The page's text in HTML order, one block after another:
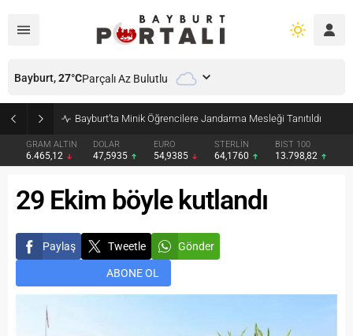
Bayburt’ta Minik Öğrencilere Jandarma Mesleği Tanıtıldı
GRAM ALTIN
6.465,12
DOLAR
47,5935
EURO
54,9385
STERLİN
64,1760
BIST 100
13.798,82
Bayburt,27°CParçalı Az Bulutlu
29 Ekim böyle kutlandı
Paylaş Tweetle Gönder
ABONE OL